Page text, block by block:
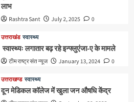
लाभ
Rashtra Sant July 2, 2025 0
उत्तराखंड स्वास्थ्य
स्वास्थ्यः लगातार बढ़ रहे इन्फ्लुएंजा-ए के मामले
टीम राष्ट्र संत न्यूज January 13, 2024 0
उत्तराखण्ड स्वास्थ्य
दून मेडिकल कॉलेज में खुला जन औषधि केंद्र